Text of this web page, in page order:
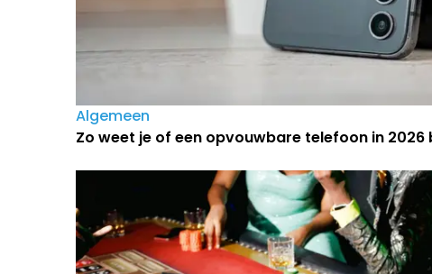
Algemeen
Zo weet je of een opvouwbare telefoon in 2026